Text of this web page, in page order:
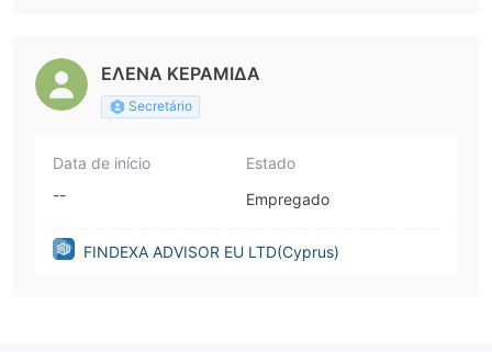
ΕΛΕΝΑ ΚΕΡΑΜΙΔΑ
Secretário
Data de início
--
Estado
Empregado
FINDEXA ADVISOR EU LTD(Cyprus)